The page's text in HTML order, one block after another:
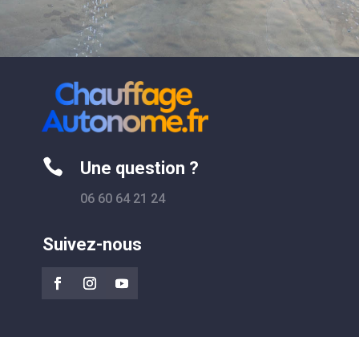
 Une question ?
06 60 64 21 24
Suivez-nous